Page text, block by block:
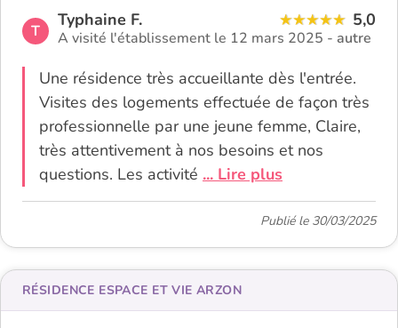
T
Typhaine F. 5,0
A visité l'établissement le 12 mars 2025 - autre
Une résidence très accueillante dès l'entrée.
Visites des logements effectuée de façon très
professionnelle par une jeune femme, Claire,
très attentivement à nos besoins et nos
questions. Les activité ... Lire plus
Publié le 30/03/2025
RÉSIDENCE ESPACE ET VIE ARZON